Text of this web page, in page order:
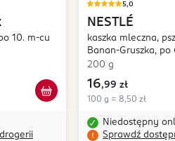
10. m-cu
5,0
NESTLÉ
kaszka mleczna,
Banan-Gruszka, po
200 g
16,99 zł
100 g = 8,50 zł
Niedostępny
Sprawdź